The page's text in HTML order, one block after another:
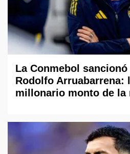
La Conmebol sancionó
Rodolfo Arruabarrena:
millonario monto de la